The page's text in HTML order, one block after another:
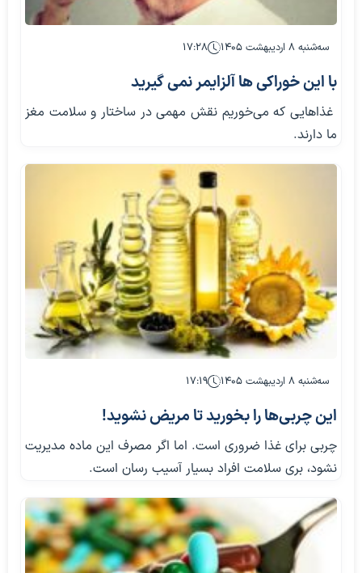
سه‌شنبه ۸ اردیبهشت ۱۴۰۵ ۱۷:۲۸
با این خوراکی ها آلزایمر نمی گیرید
غذا‌هایی که می‌خوریم نقش مهمی در ساختار و سلامت مغز
ما دارند.
سه‌شنبه ۸ اردیبهشت ۱۴۰۵ ۱۷:۱۹
این چربی‌ها را بخورید تا مریض نشوید!
چربی برای غذا ضروری است. اما اگر مصرف این ماده مدیریت
نشود، بری سلامت افراد بسیار آسیب رسان است.